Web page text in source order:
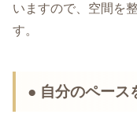
いますので、空間を
す。
● 自分のペース